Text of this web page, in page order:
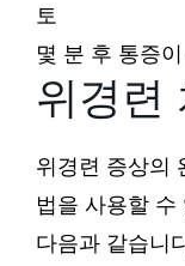
토
몇 분 후 통증
위경련
위경련 증상의
법을 사용할
다음과 같습니